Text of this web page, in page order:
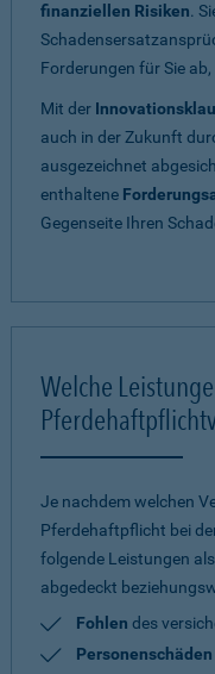
finanziellen Risiken.
Forderungen für Sie
Mit der
auch in der Zukunft
ausgezeichnet
enthaltene
Gegenseite Ihren
Welche
Je nachdem welchen
Pferdehaftpflicht bei
folgende Leistungen
abgedeckt
Fohlen des
Personenschäden